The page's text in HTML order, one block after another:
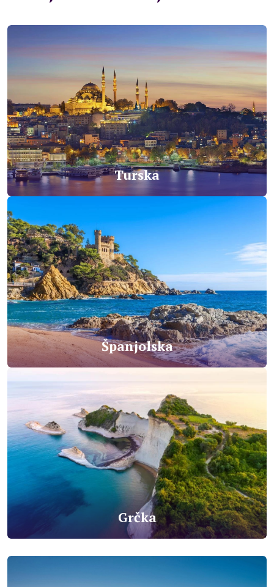
Glavni i 4 a’la carte restorana (turski, italijanski, riblji, roštilj i
meksički - jednom u toku boravka besplatno uz obaveznu
rezervaciju), 5 barova, 3 sale za konferencije (50-460 osoba),
unutrašnji bazen, 2 spoljašnja bazena, 3 vodena tobogana,
tursko kupatilo, sauna, fitnes centar, akvabik, aerobik, stoni
tenis, pikado, boćanje, odbojka na pijesku, diskoteka, animacija,
gimnastika, dječiji klub (4-12 godina), dječiji meni, dječiji bazen.
Plaća se: doktor, frizer, spa centar, masaža, dadilja, internet
kafe, video igre, bilijar, kuglanje, motorni sportovi na vodi,
usluge pranja veša i hemijskog čišćenja, salona ljepote. Način
služenja obroka: Švedski sto. Napomena: Noviji hotel iz lanca
Adalya Hotels. Preporuka za sve tipove gostiju.
Turska
Španjolska
Grčka